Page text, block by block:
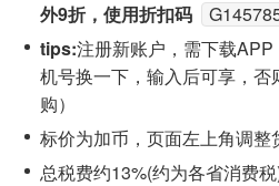
外9折，使用折扣码
tips:注‮新册‬账户，需下载APP，之前买过地址或者手
机号换一下，输入后可享，否则系统会‮
购）
标价为加币，页面左上角调整
总税费约13%(约为各省消费税